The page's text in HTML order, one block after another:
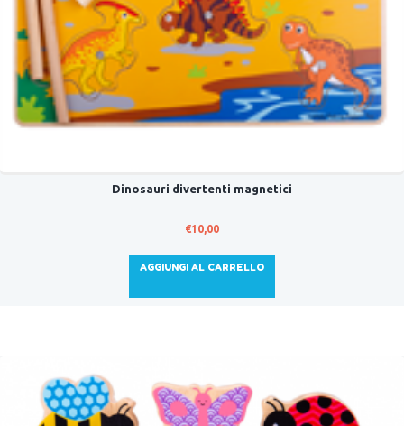
Dinosauri divertenti magnetici
€10,00
AGGIUNGI AL CARRELLO